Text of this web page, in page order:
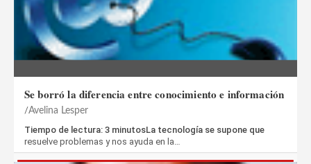
Se borró la diferencia entre conocimiento e información
Avelina Lesper
Tiempo de lectura: 3 minutosLa tecnología se supone que
resuelve problemas y nos ayuda en la…